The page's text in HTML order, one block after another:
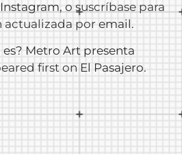
Instagram, o suscríbase para
por email.
es? Metro Art presenta
first on El Pasajero.